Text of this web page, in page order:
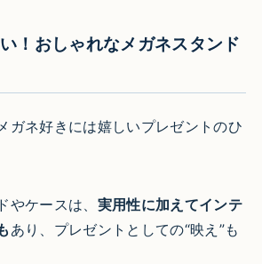
！おしゃれなメガネスタンド
ガネ好きには嬉しいプレゼントのひ
やケースは、 実用性に加えてインテ
あり、プレゼントとしての“映え”も